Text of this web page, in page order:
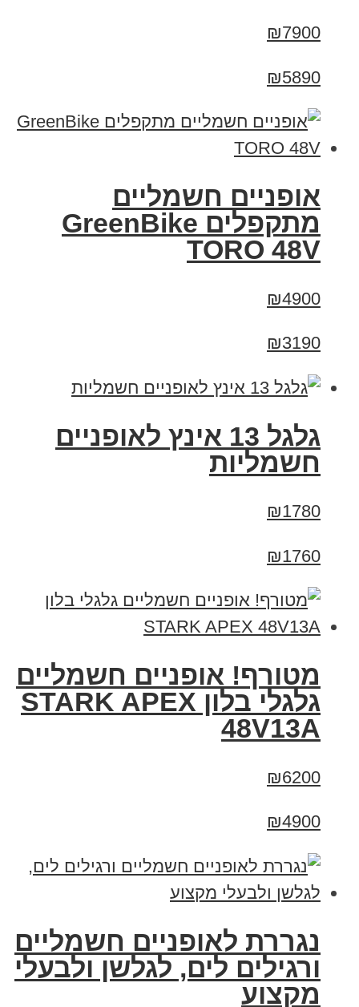
₪7900
₪5890
אופניים חשמליים
מתקפלים GreenBike
TORO 48V
₪4900
₪3190
גלגל 13 אינץ לאופניים
חשמליות
₪1780
₪1760
מטורף! אופניים חשמליים
גלגלי בלון STARK APEX
48V13A
₪6200
₪4900
נגררת לאופניים חשמליים
ורגילים לים, לגלשן ולבעלי
מקצוע